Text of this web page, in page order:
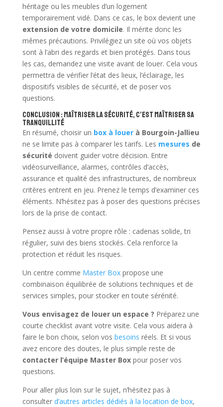
héritage ou les meubles d’un logement
temporairement vidé. Dans ce cas, le box devient une
extension de votre domicile. Il mérite donc les
mêmes précautions. Privilégiez un site où vos objets
sont à l’abri des regards et bien protégés. Dans tous
les cas, demandez une visite avant de louer. Cela vous
permettra de vérifier l’état des lieux, l’éclairage, les
dispositifs visibles de sécurité, et de poser vos
questions.
Conclusion : maîtriser la sécurité, c’est maîtriser sa
tranquillité
En résumé, choisir un box à louerà Bourgoin-Jallieu
ne se limite pas à comparer les tarifs. Les mesures de
sécurité doivent guider votre décision. Entre
vidéosurveillance, alarmes, contrôles d’accès,
assurance et qualité des infrastructures, de nombreux
critères entrent en jeu. Prenez le temps d’examiner ces
éléments. N’hésitez pas à poser des questions précises
lors de la prise de contact.
Pensez aussi à votre propre rôle : cadenas solide, tri
régulier, suivi des biens stockés. Cela renforce la
protection et réduit les risques.
Un centre comme Master Boxpropose une
combinaison équilibrée de solutions techniques et de
services simples, pour stocker en toute sérénité.
Vous envisagez de louer un espace ? Préparez une
courte checklist avant votre visite. Cela vous aidera à
faire le bon choix, selon vos besoins réels. Et si vous
avez encore des doutes, le plus simple reste de
contacter l’équipe Master Boxpour poser vos
questions.
Pour aller plus loin sur le sujet, n’hésitez pas à
consulter d’autres articles dédiés à la location de box,